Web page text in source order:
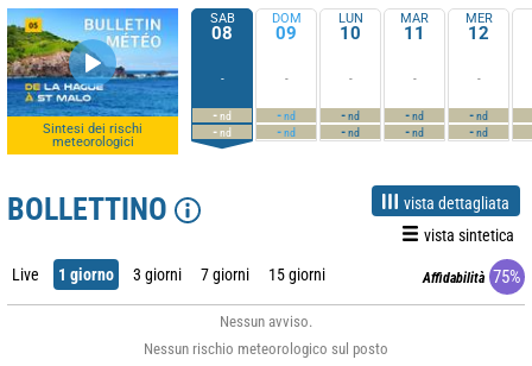
Sintesi dei rischi
meteorologici
SAB
08
-
-nd
-nd
DOM
09
-
-nd
-nd
LUN
10
-
-nd
-nd
MAR
11
-
-nd
-nd
MER
12
-
-nd
-nd
BOLLETTINO
vista dettagliata
vista sintetica
Live 1 giorno 3 giorni 7 giorni 15 giorni Affidabilità 75%
Nessun avviso.
Nessun rischio meteorologico sul posto